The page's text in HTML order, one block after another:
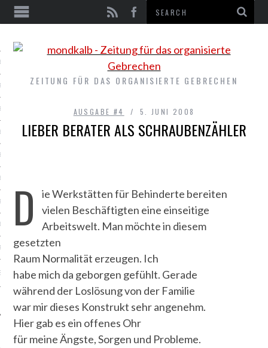
#9
#8
#7
#6
#5
#4
#3
#2
#1
ZEITUNG FÜR DAS ORGANISIERTE GEBRECHEN
AUSGABE #4 5. JUNI 2008
LIEBER BERATER ALS SCHRAUBENZÄHLER
D
ie Werkstätten für Behinderte bereiten
vielen Beschäftigten eine einseitige
Arbeitswelt. Man möchte in diesem
gesetzten
Raum Normalität erzeugen. Ich
habe mich da geborgen gefühlt. Gerade
während der Loslösung von der Familie
war mir dieses Konstrukt sehr angenehm.
Hier gab es ein offenes Ohr
für meine Ängste, Sorgen und Probleme.